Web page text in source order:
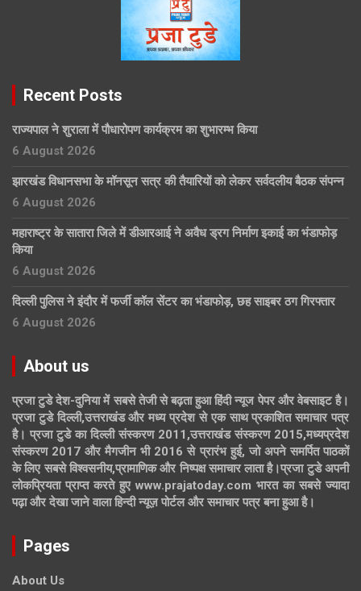
Recent Posts
राज्यपाल ने शुराला में पौधारोपण कार्यक्रम का शुभारम्भ किया
6 August 2026
झारखंड विधानसभा के मॉनसून सत्र की तैयारियों को लेकर सर्वदलीय बैठक संपन्न
6 August 2026
महाराष्ट्र के सातारा जिले में डीआरआई ने अवैध ड्रग निर्माण इकाई का भंडाफोड़
किया
6 August 2026
दिल्ली पुलिस ने इंदौर में फर्जी कॉल सेंटर का भंडाफोड़, छह साइबर ठग गिरफ्तार
6 August 2026
About us
प्रजा टुडे देश-दुनिया में सबसे तेजी से बढ़ता हुआ हिंदी न्यूज पेपर और वेबसाइट है।
प्रजा टुडे दिल्ली,उत्तराखंड और मध्य प्रदेश से एक साथ प्रकाशित समाचार पत्र
है। प्रजा टुडे का दिल्ली संस्करण 2011,उत्तराखंड संस्करण 2015,मध्यप्रदेश
संस्करण 2017 और मैगजीन भी 2016 से प्रारंभ हुई, जो अपने समर्पित पाठकों
के लिए सबसे विश्वसनीय,प्रामाणिक और निष्पक्ष समाचार लाता है।प्रजा टुडे अपनी
लोकप्रियता प्राप्त करते हुए www.prajatoday.com भारत का सबसे ज्यादा
पढ़ा और देखा जाने वाला हिन्दी न्यूज़ पोर्टल और समाचार पत्र बना हुआ है।
Pages
About Us